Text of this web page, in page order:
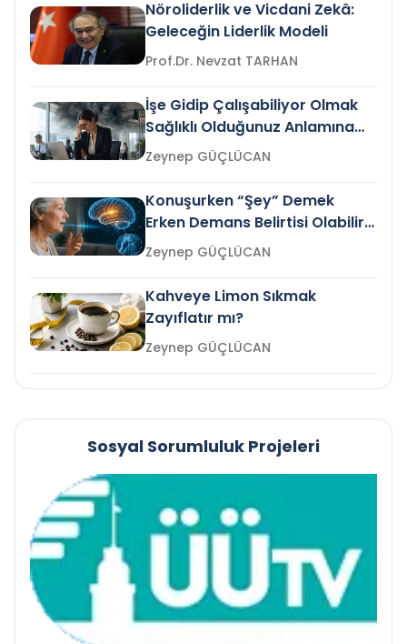
Nöroliderlik ve Vicdani Zekâ:
Geleceğin Liderlik Modeli
Prof.Dr. Nevzat TARHAN
İşe Gidip Çalışabiliyor Olmak
Sağlıklı Olduğunuz Anlamına
Gelir mi?Zeynep GÜÇLÜCAN
Konuşurken “Şey” Demek
Erken Demans Belirtisi Olabilir
mi?
Zeynep GÜÇLÜCAN
Kahveye Limon Sıkmak
Zayıflatır mı?
Zeynep GÜÇLÜCAN
Sosyal Sorumluluk Projeleri